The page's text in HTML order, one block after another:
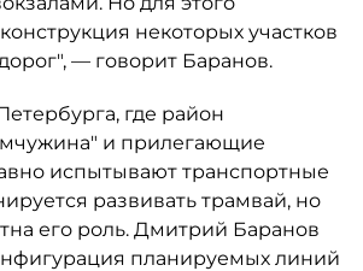
некоторых участков
— говорит Баранов.
где район
и прилегающие
испытывают транспортные
развивать трамвай, но
его роль. Дмитрий Баранов
планируемых линий